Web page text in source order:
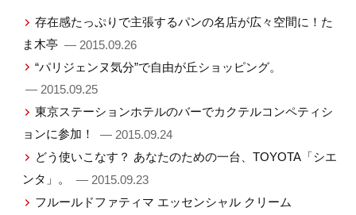
存在感たっぷりで主張するパンの名店が広々空間に！た
ま木亭 — 2015.09.26
“パリジェンヌ気分”で自由が丘ショッピング。
— 2015.09.25
東京ステーションホテルのバーでカクテルコンペティシ
ョンに参加！
— 2015.09.24
どう使いこなす？ あなたのための一台、TOYOTA「シエ
ンタ」。
— 2015.09.23
フルールドファティマ エッセンシャル クリーム